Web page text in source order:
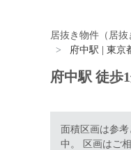
居抜き物件（居
府中駅 | 東京
府中駅 徒歩
面積区画は参
中。 区画はご